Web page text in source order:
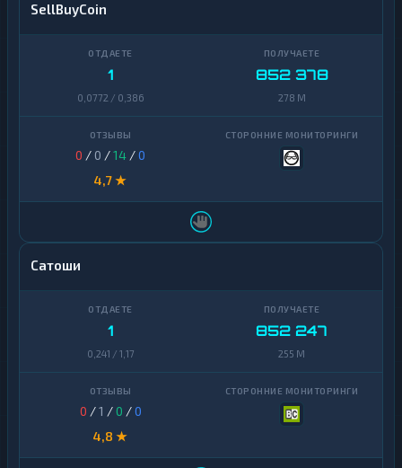
SellBuyCoin
1
0,0772 / 0,386
852 378
278 M
0 / 0 /14 /0
4,7 ★
Сатоши
1
0,241 / 1,17
852 247
255 M
0 /1 /0 /0
4,8 ★